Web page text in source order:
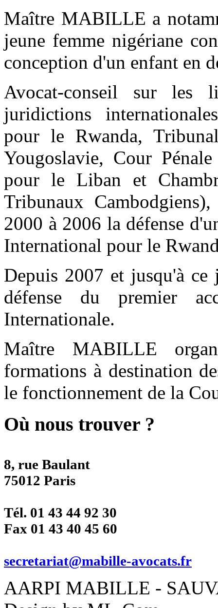
Maître MABILLE a
jeune femme nigériane
conception d'un enfant en
Avocat-conseil sur les
juridictions
pour le Rwanda,
Yougoslavie, Cour
pour le Liban et
Tribunaux
2000 à 2006 la défense
International pour le
Depuis 2007 et jusqu'à
défense du premier
Internationale.
Maître MABILLE
formations à destination
le fonctionnement de la
Où nous trouver ?
8, rue Baulant
75012 Paris
Tél. 01 43 44 92 30
Fax 01 43 40 45 60
secretariat@mabille-avocats.fr
AARPI MABILLE -